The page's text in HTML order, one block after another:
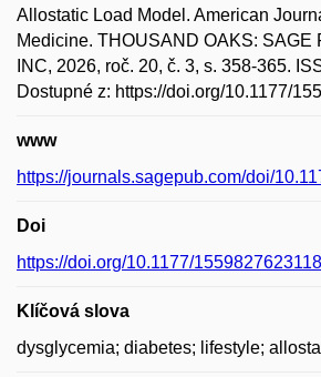
Allostatic Load Model. American
Medicine. THOUSAND OAKS: SAGE
INC, 2026, roč. 20, č. 3, s. 358-365.
Dostupné z: https://doi.org/10.1177/
www
https://journals.sagepub.com/doi/
Doi
https://doi.org/10.1177/
Klíčová slova
dysglycemia; diabetes; lifestyle;